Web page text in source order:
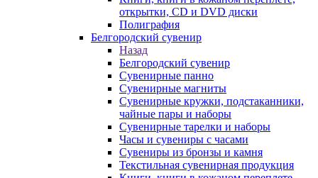
открытки, CD и DVD диски
Полиграфия
Белгородский сувенир
Назад
Белгородский сувенир
Сувенирные панно
Сувенирные магниты
Сувенирные кружки, подстаканники,
чайные пары и наборы
Сувенирные тарелки и наборы
Часы и сувениры с часами
Сувениры из бронзы и камня
Текстильная сувенирная продукция